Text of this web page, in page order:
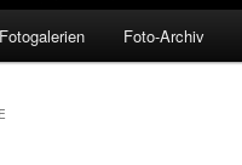
Fotogalerien Foto-Archiv